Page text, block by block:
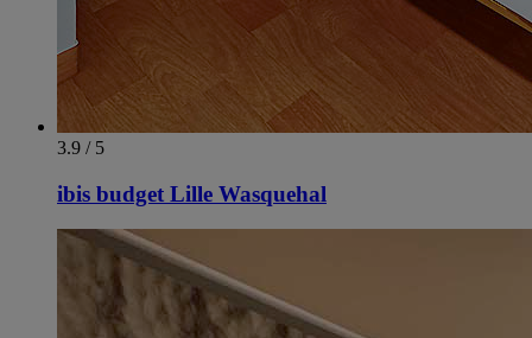
3.9 / 5
ibis budget Lille Wasquehal